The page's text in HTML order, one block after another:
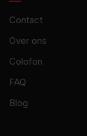
Contact
Over ons
Colofon
FAQ
Blog